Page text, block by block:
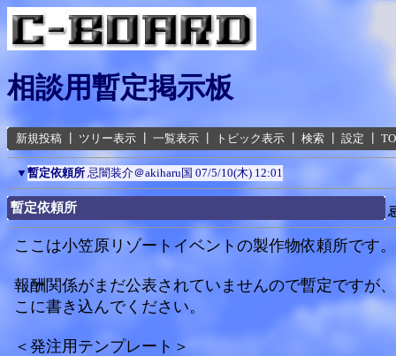
相談用暫定掲示板
新規投稿 ツリー表示 一覧表示 トピック表示 検索 設定
▼ 暫定依頼所 忌闇装介＠akiharu国 07/5/10(木) 12:01
暫定依頼所
ここは小笠原リゾートイベントの製作物依頼所です。
報酬関係がまだ公表されていませんので暫定ですが
こに書き込んでください。
＜発注用テンプレート＞